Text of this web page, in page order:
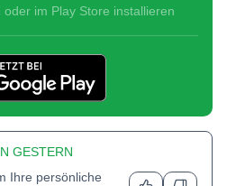
im Play Store installieren
GESTERN
Ihre persönliche